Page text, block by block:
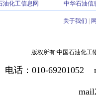
油化工信息网 中华石油信
关于我们
版权所有:中国石油化工
电话：010-69201052